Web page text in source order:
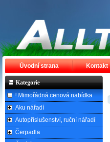
Úvodní strana Kontakt
Kategorie
! Mimořádná cenová nabídka
Aku nářadí
Autopříslušenství, ruční nářadí
Čerpadla